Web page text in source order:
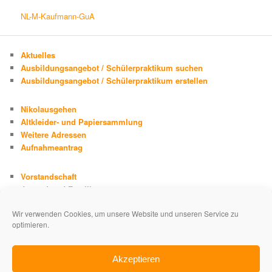
Wir verwenden Cookies, um unsere Website und unseren Service zu
optimieren.
Akzeptieren
NL-M-Kaufmann-GuA
Aktuelles
Ausbildungsangebot / Schülerpraktikum suchen
Ausbildungsangebot / Schülerpraktikum erstellen
Nikolausgehen
Altkleider- und Papiersammlung
Weitere Adressen
Aufnahmeantrag
Vorstandschaft
Jugend und Familie
Adolph Kolping
Impressum